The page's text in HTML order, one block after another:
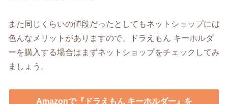
また同じくらいの値段だったとしてもネットショップには
色んなメリットがありますので、ドラえもん キーホルダ
ーを購入する場合はまずネットショップをチェックしてみ
ましょう。
Amazonで『ドラえもん キーホルダー』を